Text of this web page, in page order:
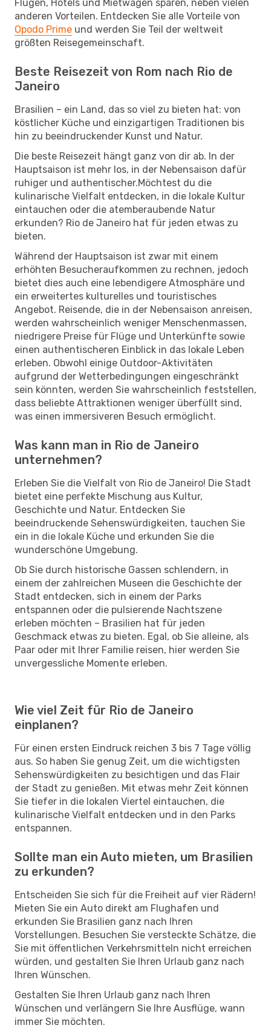
Flügen, Hotels und Mietwagen sparen, neben vielen
anderen Vorteilen. Entdecken Sie alle Vorteile von
Opodo Prime und werden Sie Teil der weltweit
größten Reisegemeinschaft.
Beste Reisezeit von Rom nach Rio de
Janeiro
Brasilien – ein Land, das so viel zu bieten hat: von
köstlicher Küche und einzigartigen Traditionen bis
hin zu beeindruckender Kunst und Natur.
Die beste Reisezeit hängt ganz von dir ab. In der
Hauptsaison ist mehr los, in der Nebensaison dafür
ruhiger und authentischer.Möchtest du die
kulinarische Vielfalt entdecken, in die lokale Kultur
eintauchen oder die atemberaubende Natur
erkunden? Rio de Janeiro hat für jeden etwas zu
bieten.
Während der Hauptsaison ist zwar mit einem
erhöhten Besucheraufkommen zu rechnen, jedoch
bietet dies auch eine lebendigere Atmosphäre und
ein erweitertes kulturelles und touristisches
Angebot. Reisende, die in der Nebensaison anreisen,
werden wahrscheinlich weniger Menschenmassen,
niedrigere Preise für Flüge und Unterkünfte sowie
einen authentischeren Einblick in das lokale Leben
erleben. Obwohl einige Outdoor-Aktivitäten
aufgrund der Wetterbedingungen eingeschränkt
sein könnten, werden Sie wahrscheinlich feststellen,
dass beliebte Attraktionen weniger überfüllt sind,
was einen immersiveren Besuch ermöglicht.
Was kann man in Rio de Janeiro
unternehmen?
Erleben Sie die Vielfalt von Rio de Janeiro! Die Stadt
bietet eine perfekte Mischung aus Kultur,
Geschichte und Natur. Entdecken Sie
beeindruckende Sehenswürdigkeiten, tauchen Sie
ein in die lokale Küche und erkunden Sie die
wunderschöne Umgebung.
Ob Sie durch historische Gassen schlendern, in
einem der zahlreichen Museen die Geschichte der
Stadt entdecken, sich in einem der Parks
entspannen oder die pulsierende Nachtszene
erleben möchten – Brasilien hat für jeden
Geschmack etwas zu bieten. Egal, ob Sie alleine, als
Paar oder mit Ihrer Familie reisen, hier werden Sie
unvergessliche Momente erleben.
Wie viel Zeit für Rio de Janeiro
einplanen?
Für einen ersten Eindruck reichen 3 bis 7 Tage völlig
aus. So haben Sie genug Zeit, um die wichtigsten
Sehenswürdigkeiten zu besichtigen und das Flair
der Stadt zu genießen. Mit etwas mehr Zeit können
Sie tiefer in die lokalen Viertel eintauchen, die
kulinarische Vielfalt entdecken und in den Parks
entspannen.
Sollte man ein Auto mieten, um Brasilien
zu erkunden?
Entscheiden Sie sich für die Freiheit auf vier Rädern!
Mieten Sie ein Auto direkt am Flughafen und
erkunden Sie Brasilien ganz nach Ihren
Vorstellungen. Besuchen Sie versteckte Schätze, die
Sie mit öffentlichen Verkehrsmitteln nicht erreichen
würden, und gestalten Sie Ihren Urlaub ganz nach
Ihren Wünschen.
Gestalten Sie Ihren Urlaub ganz nach Ihren
Wünschen und verlängern Sie Ihre Ausflüge, wann
immer Sie möchten.